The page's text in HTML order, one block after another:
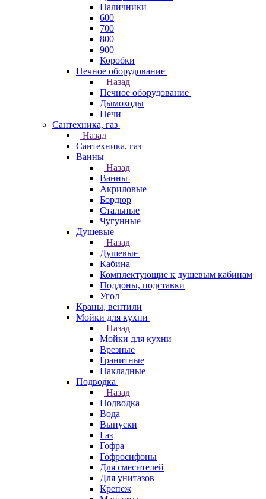
Наличники
600
700
800
900
Коробки
Печное оборудование
Назад
Печное оборудование
Дымоходы
Печи
Сантехника, газ
Назад
Сантехника, газ
Ванны
Назад
Ванны
Акриловые
Бордюр
Стальные
Чугунные
Душевые
Назад
Душевые
Кабина
Комплектующие к душевым кабинам
Поддоны, подставки
Угол
Краны, вентили
Мойки для кухни
Назад
Мойки для кухни
Врезные
Гранитные
Накладные
Подводка
Назад
Подводка
Вода
Выпуски
Газ
Гофра
Гофросифоны
Для смесителей
Для унитазов
Крепеж